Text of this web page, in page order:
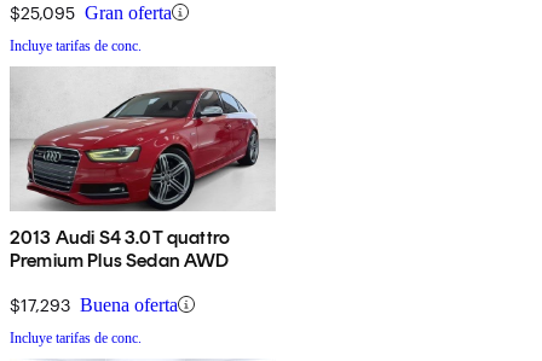
$25,095 Gran oferta
Incluye tarifas de conc.
2013 Audi S4 3.0T quattro
Premium Plus Sedan AWD
$17,293 Buena oferta
Incluye tarifas de conc.